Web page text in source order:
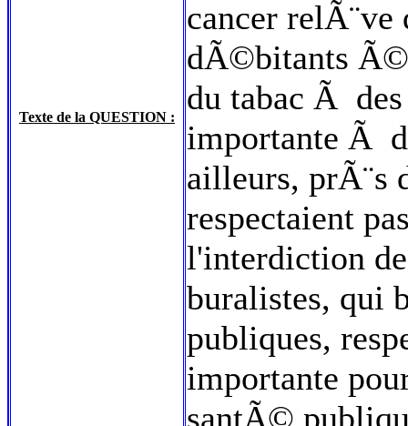
Texte de la QUESTION :
cancer relÃ¨ve
dÃ©bitants
du tabac Ã
importante Ã
ailleurs, prÃ¨s
respectaient
l'interdiction
buralistes, qui
publiques,
importante
santÃ©